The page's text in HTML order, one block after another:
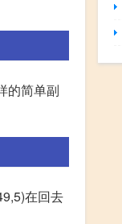
的简单副
在回去